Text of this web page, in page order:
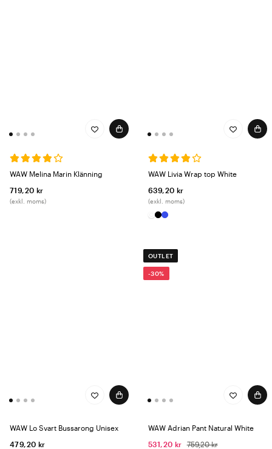
WAW Melina Marin Klänning
719,20 kr
(exkl. moms)
WAW Livia Wrap top White
639,20 kr
(exkl. moms)
WAW Lo Svart Bussarong Unisex
479,20 kr
OUTLET
-30%
WAW Adrian Pant Natural White
531,20 kr
759,20 kr